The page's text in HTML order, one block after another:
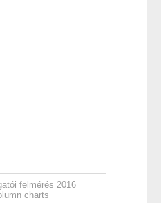
felmérés 2016
charts